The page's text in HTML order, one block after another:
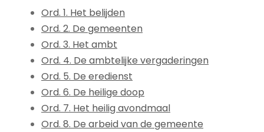
Ord. 1. Het belijden
Ord. 2. De gemeenten
Ord. 3. Het ambt
Ord. 4. De ambtelijke vergaderingen
Ord. 5. De eredienst
Ord. 6. De heilige doop
Ord. 7. Het heilig avondmaal
Ord. 8. De arbeid van de gemeente